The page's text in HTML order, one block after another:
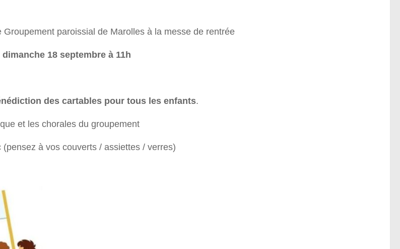
paroissial de Marolles à la messe de rentrée
dimanche 18 septembre à 11h
des cartables pour tous les enfants.
et les chorales du groupement
à vos couverts / assiettes / verres)